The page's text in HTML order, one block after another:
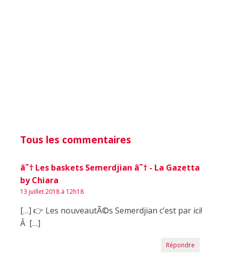
Tous les commentaires
â˜† Les baskets Semerdjian â˜† - La Gazetta
by Chiara
13 juillet 2018 à 12h18
[…] 👉 Les nouveautÃ©s Semerdjian c’est par ici!
Â […]
Répondre